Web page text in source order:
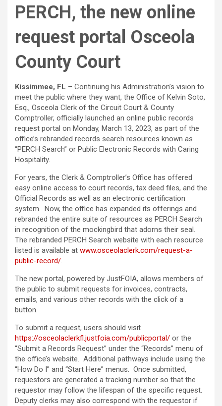
PERCH, the new online
request portal Osceola
County Court
Kissimmee, FL – Continuing his Administration’s vision to
meet the public where they want, the Office of Kelvin Soto,
Esq., Osceola Clerk of the Circuit Court & County
Comptroller, officially launched an online public records
request portal on Monday, March 13, 2023, as part of the
office’s rebranded records search resources known as
“PERCH Search” or Public Electronic Records with Caring
Hospitality.
For years, the Clerk & Comptroller’s Office has offered
easy online access to court records, tax deed files, and the
Official Records as well as an electronic certification
system. Now, the office has expanded its offerings and
rebranded the entire suite of resources as PERCH Search
in recognition of the mockingbird that adorns their seal.
The rebranded PERCH Search website with each resource
listed is available at www.osceolaclerk.com/request-a-
public-record/.
The new portal, powered by JustFOIA, allows members of
the public to submit requests for invoices, contracts,
emails, and various other records with the click of a
button.
To submit a request, users should visit
https://osceolaclerkfl.justfoia.com/publicportal/ or the
“Submit a Records Request” under the “Records” menu of
the office’s website. Additional pathways include using the
“How Do I” and “Start Here” menus. Once submitted,
requestors are generated a tracking number so that the
requestor may follow the lifespan of the specific request.
Deputy clerks may also correspond with the requestor if